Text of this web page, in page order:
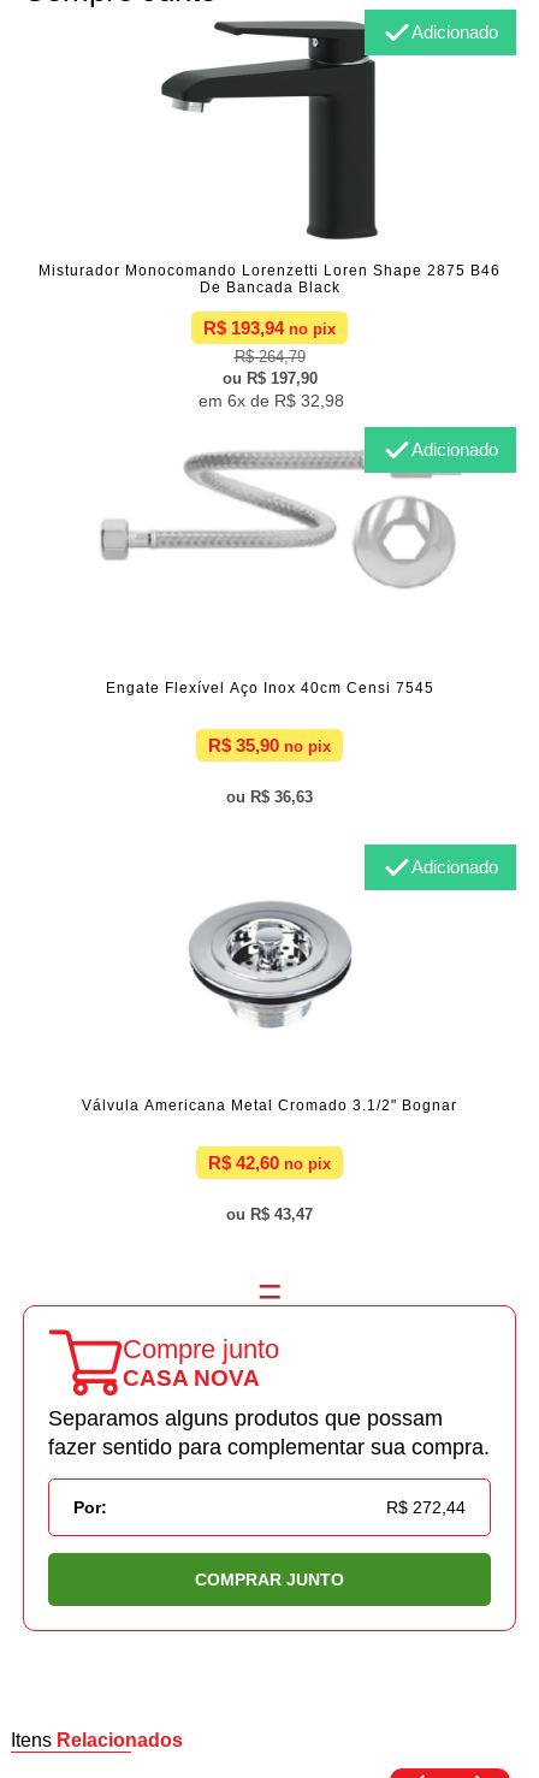
Misturador Monocomando Lorenzetti Loren Shape 2875 B46
De Bancada Black
R$ 193,94
R$ 264,79
R$ 197,90
6x de R$ 32,98
Adicionado
Engate Flexível Aço Inox 40cm Censi 7545
R$ 35,90
R$ 36,63
Adicionado
Válvula Americana Metal Cromado 3.1/2" Bognar
R$ 42,60
R$ 43,47
Adicionado
Compre junto
CASA NOVA
Separamos alguns produtos que possam
fazer sentido para complementar sua compra.
Por: R$ 272,44
COMPRAR JUNTO
Itens Relacionados